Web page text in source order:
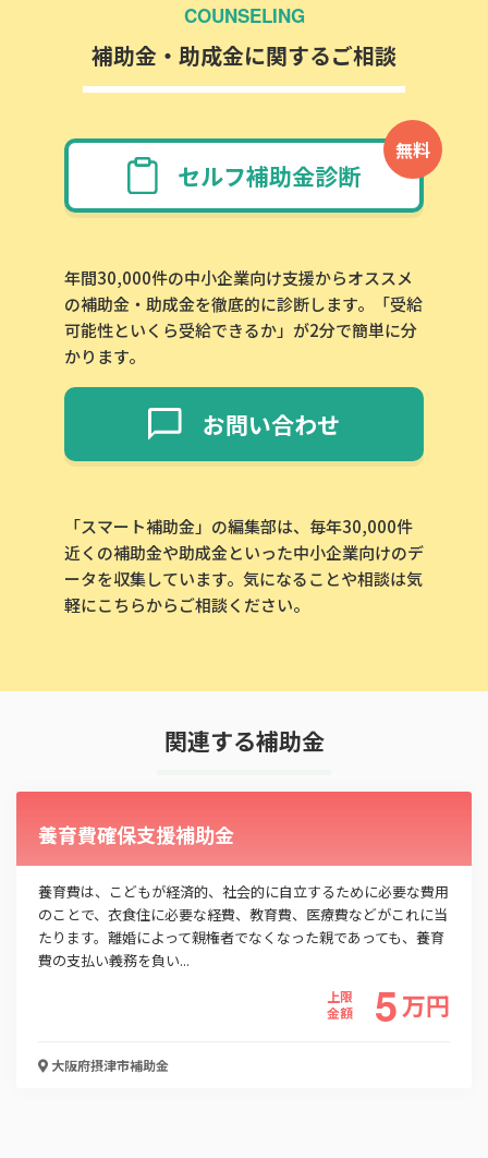
この補助金の情報をPDFダウンロード
乳児等通園支援事業（こども誰でも通園制度）
お名前
COUNSELING
補助金・助成金に関するご相談
無料
セルフ補助金診断
年間30,000件の中小企業向け支援からオススメ
の補助金・助成金を徹底的に診断します。「受給
可能性といくら受給できるか」が2分で簡単に分
かります。
お問い合わせ
「スマート補助金」の編集部は、毎年30,000件
近くの補助金や助成金といった中小企業向けのデ
ータを収集しています。気になることや相談は気
軽にこちらからご相談ください。
関連する補助金
養育費確保支援補助金
養育費は、こどもが経済的、社会的に自立するために必要な費用
のことで、衣食住に必要な経費、教育費、医療費などがこれに当
たります。離婚によって親権者でなくなった親であっても、養育
費の支払い義務を負い...
上限
金額
5万円
大阪府摂津市補助金